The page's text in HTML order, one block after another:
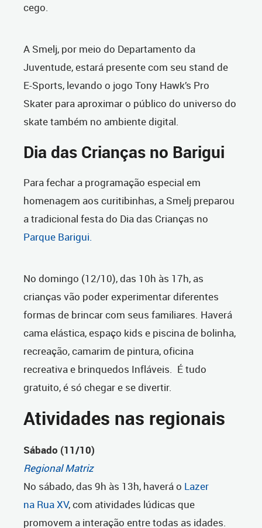
cego.
A Smelj, por meio do Departamento da
Juventude, estará presente com seu stand de
E-Sports, levando o jogo Tony Hawk’s Pro
Skater para aproximar o público do universo do
skate também no ambiente digital.
Dia das Crianças no Barigui
Para fechar a programação especial em
homenagem aos curitibinhas, a Smelj preparou
a tradicional festa do Dia das Crianças no
Parque Barigui.
No domingo (12/10), das 10h às 17h, as
crianças vão poder experimentar diferentes
formas de brincar com seus familiares. Haverá
cama elástica, espaço kids e piscina de bolinha,
recreação, camarim de pintura, oficina
recreativa e brinquedos Infláveis. É tudo
gratuito, é só chegar e se divertir.
Atividades nas regionais
Sábado (11/10)
Regional Matriz
No sábado, das 9h às 13h, haverá o Lazer
na Rua XV, com atividades lúdicas que
promovem a interação entre todas as idades.